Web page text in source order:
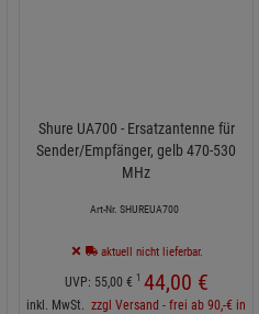
Shure UA700 - Ersatzantenne für
Sender/Empfänger, gelb 470-530
MHz
Art-Nr. SHUREUA700
aktuell nicht lieferbar.
UVP: 55,00 € 1 44,00 €
inkl. MwSt. zzgl Versand - frei ab 90,-€ in